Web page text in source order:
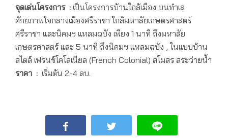
จุดเด่นโครงการ : เป็นโครงการบ้านใกล้เมือง บนทำเล
ศักยภาพใจกลางเมืองศรีราชา ใกล้มหาลัยเกษตรศาสตร์
ศรีราชา และนิคมฯ แหลมฉบัง เพียง 1 นาที ถึงมหาลัย
เกษตรศาสตร์ และ 5 นาที ถึงนิคมฯ แหลมฉบัง , ในแบบบ้าน
สไตล์ เฟรนช์โคโลเนียล (French Colonial) สโมสร สระว่ายน้ำ
ราคา : เริ่มต้น 2-4 ลบ.